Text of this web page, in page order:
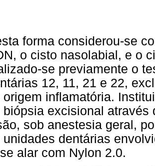
forma considerou-se
o cisto nasolabial, e o
se previamente o
12, 11, 21 e 22,
origem inflamatória.
biópsia excisional
sob anestesia geral,
unidades dentárias
alar com Nylon 2.0.